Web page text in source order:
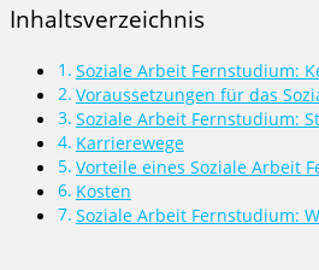
Inhaltsverzeichnis
Soziale Arbeit Fernstudium:
Voraussetzungen für das
Soziale Arbeit Fernstudium:
Karrierewege
Vorteile eines Soziale Arbeit
Kosten
Soziale Arbeit Fernstudium: